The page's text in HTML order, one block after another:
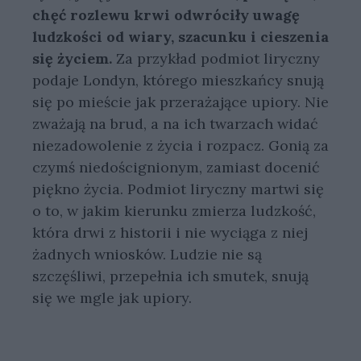
chęć rozlewu krwi odwróciły uwagę
ludzkości od wiary, szacunku i cieszenia
się życiem. Za przykład podmiot liryczny
podaje Londyn, którego mieszkańcy snują
się po mieście jak przerażające upiory. Nie
zważają na brud, a na ich twarzach widać
niezadowolenie z życia i rozpacz. Gonią za
czymś niedoścignionym, zamiast docenić
piękno życia. Podmiot liryczny martwi się
o to, w jakim kierunku zmierza ludzkość,
która drwi z historii i nie wyciąga z niej
żadnych wniosków. Ludzie nie są
szczęśliwi, przepełnia ich smutek, snują
się we mgle jak upiory.